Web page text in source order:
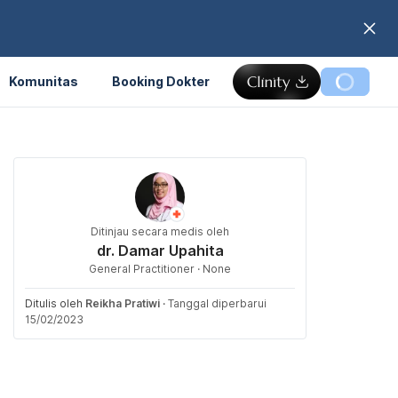
Komunitas Booking Dokter
Ditinjau secara medis oleh
dr. Damar Upahita
General Practitioner · None
Ditulis oleh Reikha Pratiwi · Tanggal diperbarui
15/02/2023